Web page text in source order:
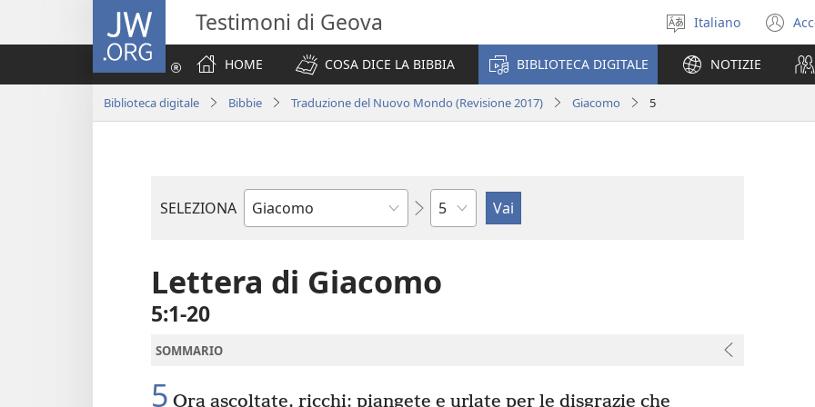
JW.ORG Testimoni di Geova
Seleziona
la
lingua
Italiano
HOME
COSA DICE LA BIBBIA BIBLIOTECA DIGITALE NOTIZIE
Biblioteca digitale Bibbie Traduzione del Nuovo Mondo (Revisione 2017) Giacomo 5
SELEZIONA
Libro
Capitolo
Lettera di Giacomo
5:1-20
SOMMARIO
5 Ora ascoltate, ricchi: piangete e urlate per le disgrazie che